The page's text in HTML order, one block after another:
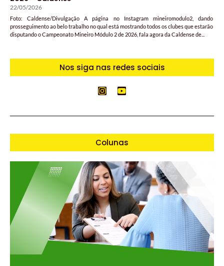
22/05/2026
Foto: Caldense/Divulgação A página no Instagram mineiromodulo2, dando
prosseguimento ao belo trabalho no qual está mostrando todos os clubes que estarão
disputando o Campeonato Mineiro Módulo 2 de 2026, fala agora da Caldense de...
Nos siga nas redes sociais
Colunas